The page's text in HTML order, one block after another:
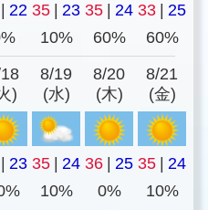
22 35 23 35 24 33
25
10% 60% 60%
)
8/19
(水)
8/20
(木)
8/21
(金)
23 35 24 36 25 35
24
10% 0%
10%